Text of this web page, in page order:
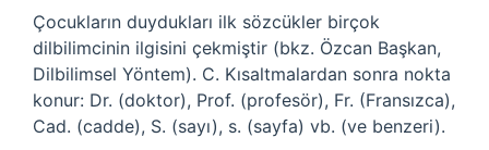
Çocukların duydukları ilk sözcükler birçok
dilbilimcinin ilgisini çekmiştir (bkz. Özcan Başkan,
Dilbilimsel Yöntem). C. Kısaltmalardan sonra nokta
konur: Dr. (doktor), Prof. (profesör), Fr. (Fransızca),
Cad. (cadde), S. (sayı), s. (sayfa) vb. (ve benzeri).